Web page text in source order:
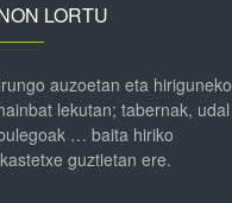
LORTU
auzoetan eta hiriguneko
lekutan; tabernak, udal
… baita hiriko
guztietan ere.